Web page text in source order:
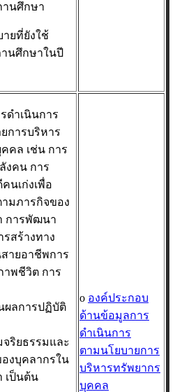
นศึกษา
ายที่ยังใช้
นศึกษาในปี
ดำเนินการ
การบริหาร
คล เช่น การ
งคน การ
นเก่งเพื่อ
มภารกิจของ
การพัฒนา
สร้างทาง
ายอาชีพการ
พชีวิต การ
ผลการปฏิบัติ
จริยธรรมและ
งบุคลากรใน
เป็นต้น
o องค์ประกอบ
ด้านข้อมูลการ
ดำเนินการ
ตามนโยบายการ
บริหารทรัพยากร
บุคคล